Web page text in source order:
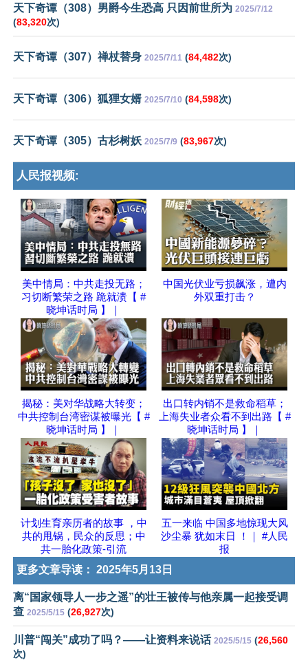
天下奇谭（308）男爵今生恐高 只因前世所为 2025/7/12
(83,320次)
天下奇谭（307）禅杖替身 2025/7/11 (84,482次)
天下奇谭（306）狐狸女婿 2025/7/10 (84,598次)
天下奇谭（305）古杉树妖 2025/7/9 (83,967次)
人民报视频:
美中情局：中共走投无路；
习切断繁荣之路 跪就溃【 #
晓坤话时局 】｜
中国光伏业亏损飙涨，遭内
外双重打击？
揭秘：美对华战略大转变；
中共控制台湾密谋被曝光【 #
晓坤话时局 】｜
出口转内销不是救命稻草；
上海失业者众看不到出路【 #
晓坤话时局 】｜
计划生育亲历者的故事 ，中
共的甩锅，民众的反思；中
共一胎化政策-引流
五一来临 中国多地惊现大风
沙尘暴 犹如末日 ！｜ #人民
报
更多文章导读： 2025年5月13日
离“国家领导人一步之遥”的壮王被传与他亲属一起接受调
查 2025/5/15 (26,927次)
川普“闯关”成功了吗？——让资料来说话 2025/5/15 (26,560
次)